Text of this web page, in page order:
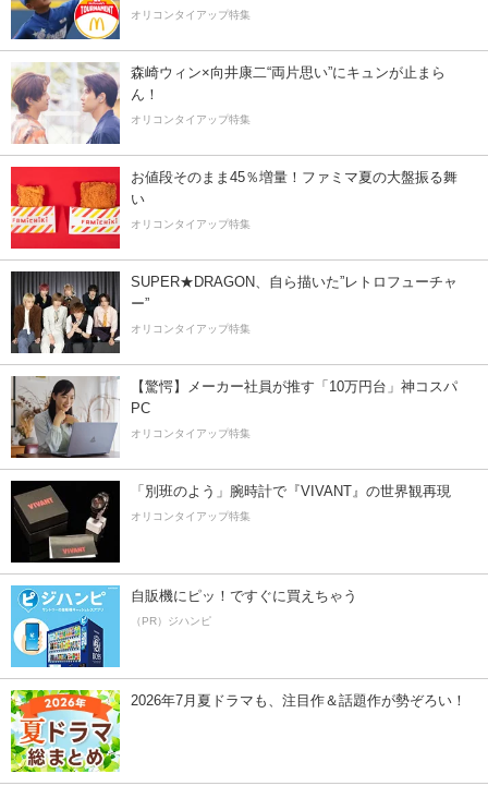
オリコンタイアップ特集
森崎ウィン×向井康二“両片思い”にキュンが止まら
ん！
オリコンタイアップ特集
お値段そのまま45％増量！ファミマ夏の大盤振る舞
い
オリコンタイアップ特集
SUPER★DRAGON、自ら描いた”レトロフューチャ
ー”
オリコンタイアップ特集
【驚愕】メーカー社員が推す「10万円台」神コスパ
PC
オリコンタイアップ特集
「別班のよう」腕時計で『VIVANT』の世界観再現
オリコンタイアップ特集
自販機にピッ！ですぐに買えちゃう
（PR）ジハンピ
2026年7月夏ドラマも、注目作＆話題作が勢ぞろい！